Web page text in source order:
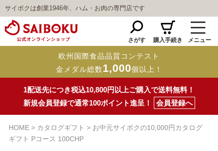
サイボクは創業1946年、ハム・お肉の専門店です
さがす 購入手続き メニュー
欧州国際食品品質コンテスト
金メダル総数1,000個以上！
1配送先につき税込10,800円以上ご購入で送料無料！
新規会員登録で通常100ポイント進呈！
会員登録へ
HOME カタログギフト
お中元サイボクの10,000円カタログ
ギフト Pコース 100CHP